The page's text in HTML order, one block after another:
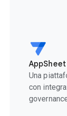
AppSheet
Una
con